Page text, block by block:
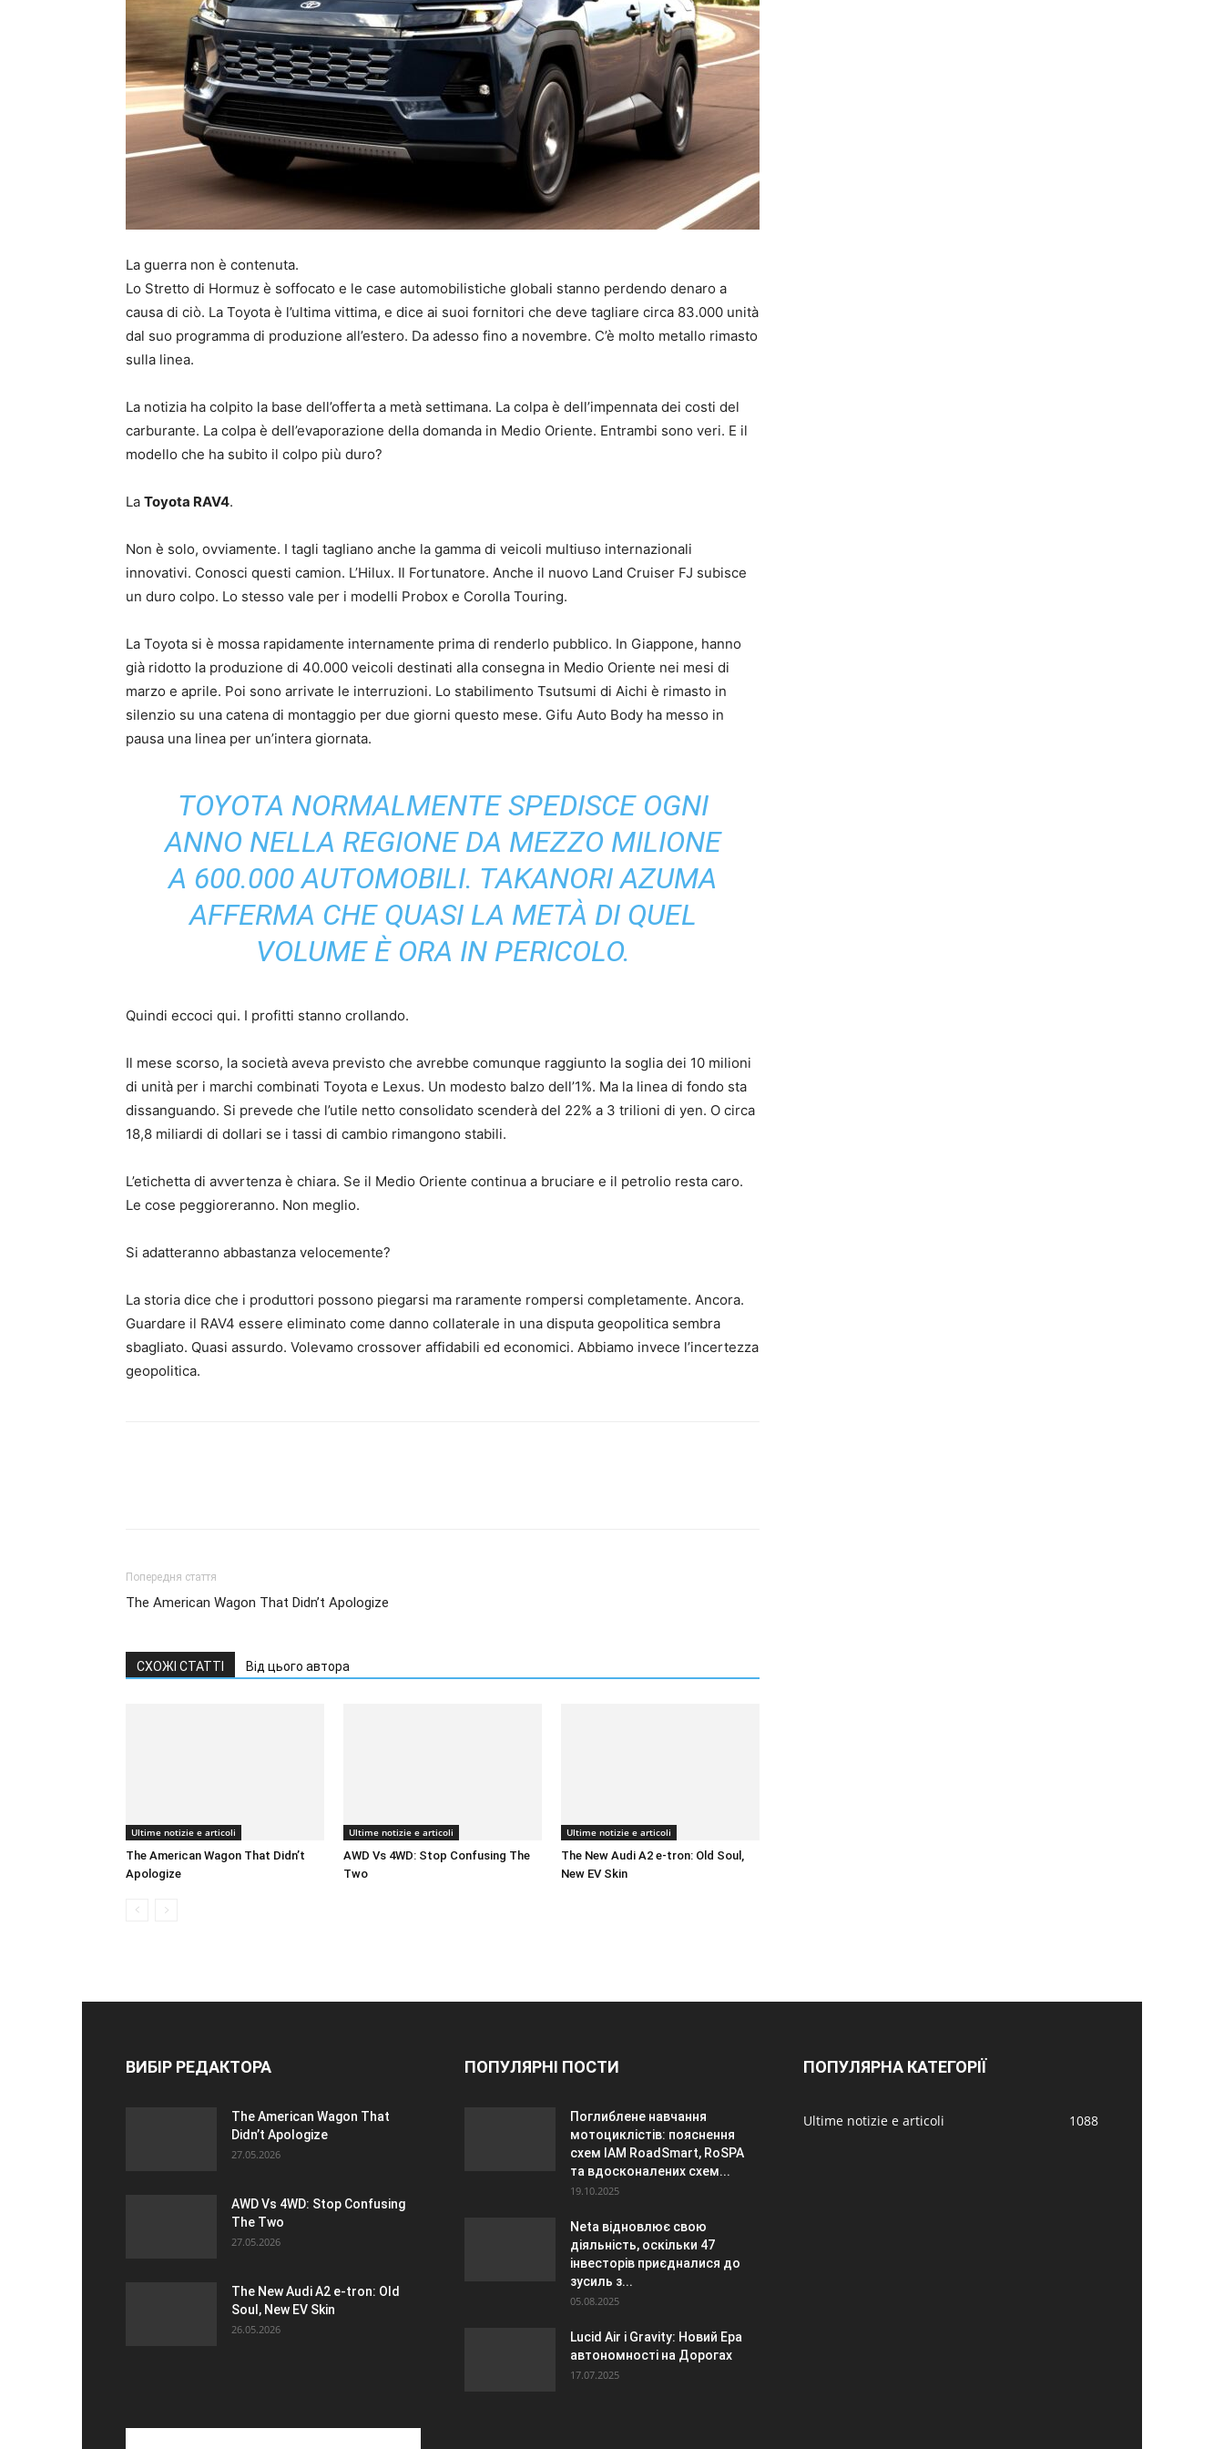
La guerra non è contenuta.
Lo Stretto di Hormuz è soffocato e le case automobilistiche globali stanno perdendo denaro a
causa di ciò. La Toyota è l’ultima vittima, e dice ai suoi fornitori che deve tagliare circa 83.000 unità
dal suo programma di produzione all’estero. Da adesso fino a novembre. C’è molto metallo rimasto
sulla linea.
La notizia ha colpito la base dell’offerta a metà settimana. La colpa è dell’impennata dei costi del
carburante. La colpa è dell’evaporazione della domanda in Medio Oriente. Entrambi sono veri. E il
modello che ha subito il colpo più duro?
La Toyota RAV4.
Non è solo, ovviamente. I tagli tagliano anche la gamma di veicoli multiuso internazionali
innovativi. Conosci questi camion. L’Hilux. Il Fortunatore. Anche il nuovo Land Cruiser FJ subisce
un duro colpo. Lo stesso vale per i modelli Probox e Corolla Touring.
La Toyota si è mossa rapidamente internamente prima di renderlo pubblico. In Giappone, hanno
già ridotto la produzione di 40.000 veicoli destinati alla consegna in Medio Oriente nei mesi di
marzo e aprile. Poi sono arrivate le interruzioni. Lo stabilimento Tsutsumi di Aichi è rimasto in
silenzio su una catena di montaggio per due giorni questo mese. Gifu Auto Body ha messo in
pausa una linea per un’intera giornata.
TOYOTA NORMALMENTE SPEDISCE OGNI
ANNO NELLA REGIONE DA MEZZO MILIONE
A 600.000 AUTOMOBILI. TAKANORI AZUMA
AFFERMA CHE QUASI LA METÀ DI QUEL
VOLUME È ORA IN PERICOLO.
Quindi eccoci qui. I profitti stanno crollando.
Il mese scorso, la società aveva previsto che avrebbe comunque raggiunto la soglia dei 10 milioni
di unità per i marchi combinati Toyota e Lexus. Un modesto balzo dell’1%. Ma la linea di fondo sta
dissanguando. Si prevede che l’utile netto consolidato scenderà del 22% a 3 trilioni di yen. O circa
18,8 miliardi di dollari se i tassi di cambio rimangono stabili.
L’etichetta di avvertenza è chiara. Se il Medio Oriente continua a bruciare e il petrolio resta caro.
Le cose peggioreranno. Non meglio.
Si adatteranno abbastanza velocemente?
La storia dice che i produttori possono piegarsi ma raramente rompersi completamente. Ancora.
Guardare il RAV4 essere eliminato come danno collaterale in una disputa geopolitica sembra
sbagliato. Quasi assurdo. Volevamo crossover affidabili ed economici. Abbiamo invece l’incertezza
geopolitica.
Попередня стаття
The American Wagon That Didn’t Apologize
СХОЖІ СТАТТІ Від цього автора
Ultime notizie e articoli
The American Wagon That Didn’t
Apologize
Ultime notizie e articoli
AWD Vs 4WD: Stop Confusing The
Two
Ultime notizie e articoli
The New Audi A2 e-tron: Old Soul,
New EV Skin
ВИБІР РЕДАКТОРА
The American Wagon That
Didn’t Apologize
27.05.2026
AWD Vs 4WD: Stop Confusing
The Two
27.05.2026
The New Audi A2 e-tron: Old
Soul, New EV Skin
26.05.2026
ПОПУЛЯРНІ ПОСТИ
Поглиблене навчання
мотоциклістів: пояснення
схем IAM RoadSmart, RoSPA
та вдосконалених схем...
19.10.2025
Neta відновлює свою
діяльність, оскільки 47
інвесторів приєдналися до
зусиль з...
05.08.2025
Lucid Air і Gravity: Новий Ера
автономності на Дорогах
17.07.2025
ПОПУЛЯРНА КАТЕГОРІЇ
Ultime notizie e articoli 1088